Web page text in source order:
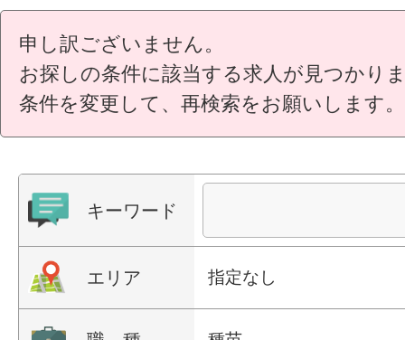
申し訳ございません。
お探しの条件に該当する求人が見つかり
条件を変更して、再検索をお願いします。
キーワード
エリア 指定なし